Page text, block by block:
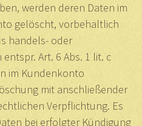
werden deren Daten im
gelöscht, vorbehaltlich
handels- oder
Art. 6 Abs. 1 lit. c
im Kundenkonto
mit anschließender
Verpflichtung. Es
bei erfolgter Kündigung